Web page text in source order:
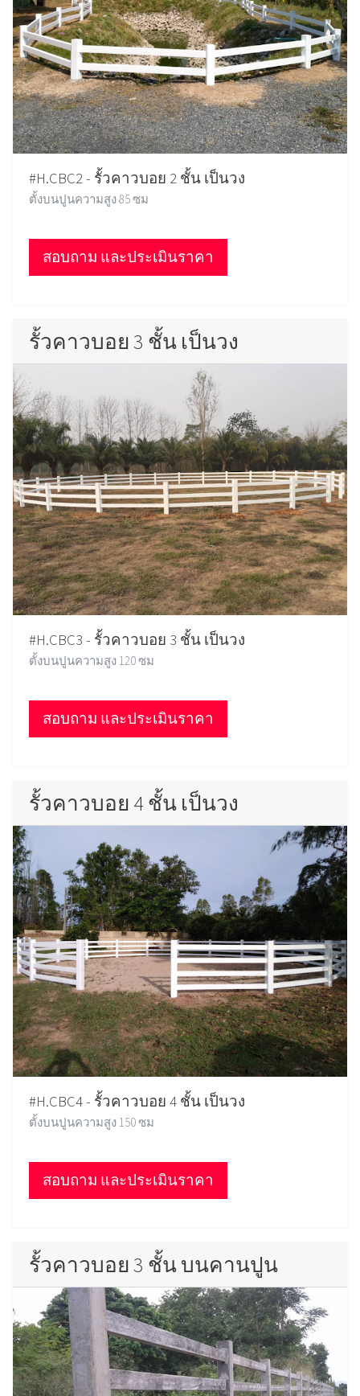
#H.CBC2 - รั้วคาวบอย 2 ชั้น เป็นวง
ตั้งบนปูนความสูง 85 ซม
สอบถาม และประเมินราคา
รั้วคาวบอย 3 ชั้น เป็นวง
#H.CBC3 - รั้วคาวบอย 3 ชั้น เป็นวง
ตั้งบนปูนความสูง 120 ซม
สอบถาม และประเมินราคา
รั้วคาวบอย 4 ชั้น เป็นวง
#H.CBC4 - รั้วคาวบอย 4 ชั้น เป็นวง
ตั้งบนปูนความสูง 150 ซม
สอบถาม และประเมินราคา
รั้วคาวบอย 3 ชั้น บนคานปูน